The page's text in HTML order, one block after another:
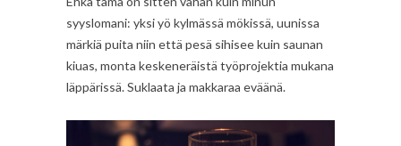
syyslomani: yksi yö kylmässä mökissä, uunissa
märkiä puita niin että pesä sihisee kuin saunan
kiuas, monta keskeneräistä työprojektia mukana
läppärissä. Suklaata ja makkaraa eväänä.